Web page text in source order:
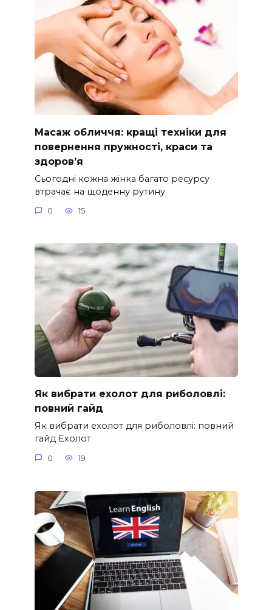
Масаж обличчя: кращі техніки для
повернення пружності, краси та
здоров’я
Сьогодні кожна жінка багато ресурсу
втрачає на щоденну рутину.
0 15
Як вибрати ехолот для риболовлі:
повний гайд
Як вибрати ехолот для риболовлі: повний
гайд Ехолот
0 19